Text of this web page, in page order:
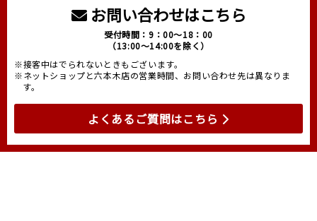
お問い合わせはこちら
受付時間：9：00～18：00
（13:00～14:00を除く）
※接客中はでられないときもございます。
※ネットショップと六本木店の営業時間、お問い合わせ先は異なりま
す。
よくあるご質問はこちら